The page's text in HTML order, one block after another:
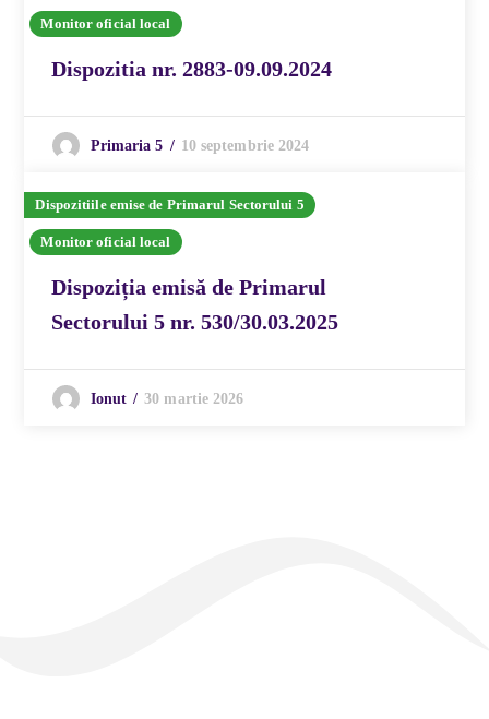
Monitor oficial local
Dispozitia nr. 2883-09.09.2024
Primaria 5 10 septembrie 2024
Dispozitiile emise de Primarul Sectorului 5
Monitor oficial local
Dispoziția emisă de Primarul
Sectorului 5 nr. 530/30.03.2025
Ionut 30 martie 2026